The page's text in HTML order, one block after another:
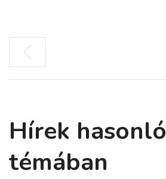
Hírek hasonló
témában